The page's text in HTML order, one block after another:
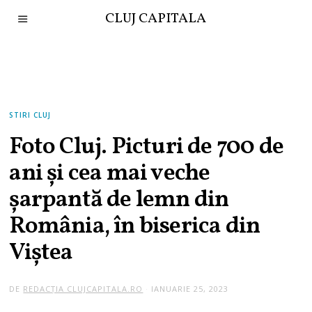
CLUJ CAPITALA
STIRI CLUJ
Foto Cluj. Picturi de 700 de
ani şi cea mai veche
şarpantă de lemn din
România, în biserica din
Viștea
DE REDACȚIA CLUJCAPITALA.RO IANUARIE 25, 2023